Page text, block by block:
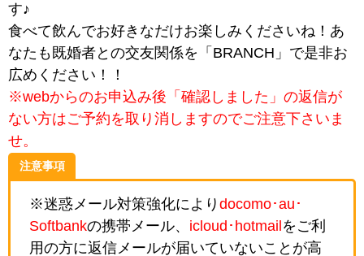
す♪
食べて飲んでお好きなだけお楽しみくださいね！あ
なたも既婚者との交友関係を「BRANCH」で是非お
広めください！！
※webからのお申込み後「確認しました」の返信が
ない方はご予約を取り消しますのでご注意下さいま
せ。
注意事項
※迷惑メール対策強化により docomo･au･
Softbankの携帯メール、 icloud･hotmail をご利
用の方に返信メールが届いていないことが高